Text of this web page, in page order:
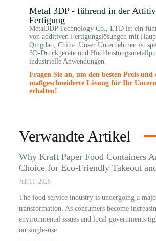
Metal 3DP - führend in der
Fertigung
Metal3DP Technology Co., LTD ist ein
von additiven Fertigungslösungen mit
Qingdao, China. Unser Unternehmen ist
3D-Druckgeräte und
industrielle Anwendungen.
Fragen Sie an, um den besten Preis und
maßgeschneiderte Lösung für Ihr
erhalten!
Verwandte Artikel
Why Kraft Paper Food Containers
Choice for Eco-Friendly Takeout
Juli 11, 2026
The food service industry is undergoing a
transformation. As consumers become
environmental issues and local governments
on single-use